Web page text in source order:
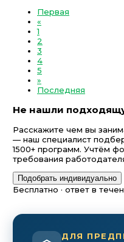
Первая
«
1
2
3
4
5
»
Последняя
Не нашли
Расскажите чем вы
— наш специалист
1500+ программ. Учтём
требования
Подобрать индивидуально
Бесплатно · ответ в
ДЛЯ